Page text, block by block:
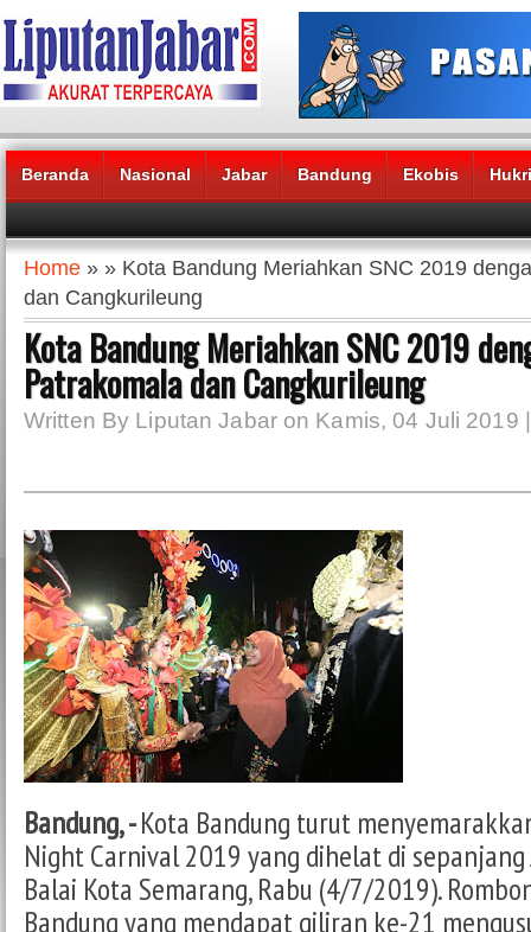
Beranda Nasional Jabar Bandung Ekobis
Headlines News :
Home » » Kota Bandung Meriahkan SNC 2019
dan Cangkurileung
Kota Bandung Meriahkan SNC 2019
Patrakomala dan Cangkurileung
Written By Liputan Jabar on Kamis, 04 Juli 2019
Bandung, -Kota Bandung turut
Night Carnival 2019 yang dihelat di sepanjang
Balai Kota Semarang, Rabu (4/7/2019).
Bandung yang mendapat giliran ke-21